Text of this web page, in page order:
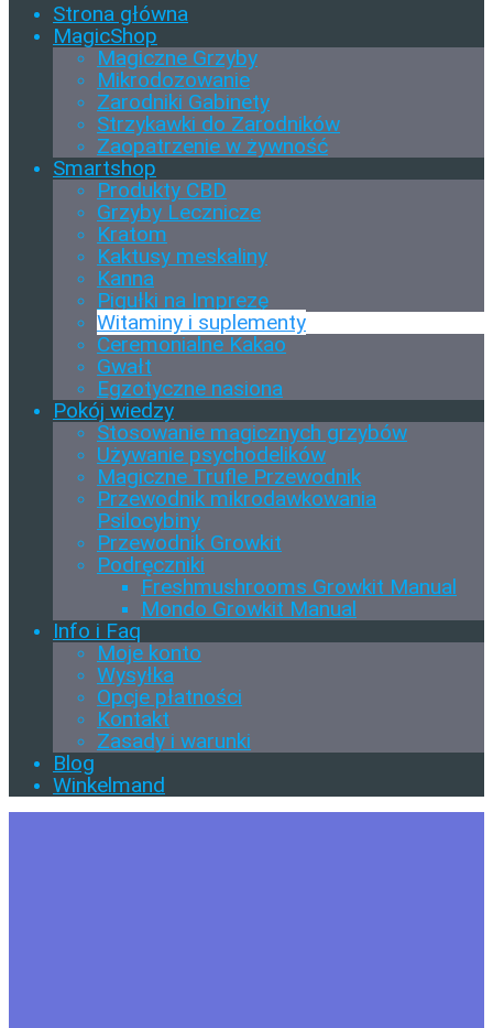
Strona główna
MagicShop
Magiczne Grzyby
Mikrodozowanie
Zarodniki Gabinety
Strzykawki do Zarodników
Zaopatrzenie w żywność
Smartshop
Produkty CBD
Grzyby Lecznicze
Kratom
Kaktusy meskaliny
Kanna
Pigułki na Imprezę
Witaminy i suplementy
Ceremonialne Kakao
Gwałt
Egzotyczne nasiona
Pokój wiedzy
Stosowanie magicznych grzybów
Używanie psychodelików
Magiczne Trufle Przewodnik
Przewodnik mikrodawkowania
Psilocybiny
Przewodnik Growkit
Podręczniki
Freshmushrooms Growkit Manual
Mondo Growkit Manual
Info i Faq
Moje konto
Wysyłka
Opcje płatności
Kontakt
Zasady i warunki
Blog
Winkelmand